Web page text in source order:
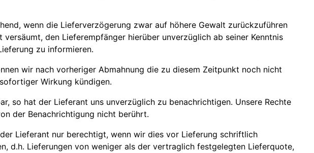
wenn die Lieferverzögerung zwar auf höhere Gewalt zurückzuführen
den Lieferempfänger hierüber unverzüglich ab seiner Kenntnis
zu informieren.
wir nach vorheriger Abmahnung die zu diesem Zeitpunkt noch nicht
Wirkung kündigen.
so hat der Lieferant uns unverzüglich zu benachrichtigen. Unsere Rechte
der Benachrichtigung nicht berührt.
Lieferant nur berechtigt, wenn wir dies vor Lieferung schriftlich
d.h. Lieferungen von weniger als der vertraglich festgelegten Lieferquote,